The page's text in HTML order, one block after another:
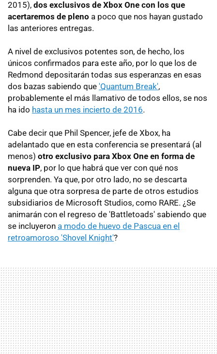
2015), dos exclusivos de Xbox One con los que
acertaremos de pleno a poco que nos hayan gustado
las anteriores entregas.
A nivel de exclusivos potentes son, de hecho, los
únicos confirmados para este año, por lo que los de
Redmond depositarán todas sus esperanzas en esas
dos bazas sabiendo que 'Quantum Break',
probablemente el más llamativo de todos ellos, se nos
ha ido hasta un mes incierto de 2016.
Cabe decir que Phil Spencer, jefe de Xbox, ha
adelantado que en esta conferencia se presentará (al
menos) otro exclusivo para Xbox One en forma de
nueva IP, por lo que habrá que ver con qué nos
sorprenden. Ya que, por otro lado, no se descarta
alguna que otra sorpresa de parte de otros estudios
subsidiarios de Microsoft Studios, como RARE. ¿Se
animarán con el regreso de 'Battletoads' sabiendo que
se incluyeron a modo de huevo de Pascua en el
retroamoroso 'Shovel Knight'?